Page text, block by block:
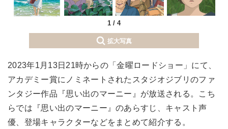
1 / 4
拡大写真
2023年1月13日21時からの「金曜ロードショー」にて、
アカデミー賞にノミネートされたスタジオジブリのファ
ンタジー作品『思い出のマーニー』が放送される。こち
らでは『思い出のマーニー』のあらすじ、キャスト声
優、登場キャラクターなどをまとめて紹介する。